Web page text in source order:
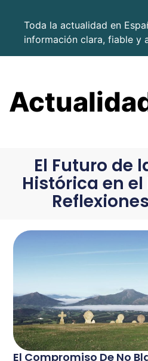
Toda la actualidad en
información clara, fiable y
El Futuro de
Histórica en el
El Compromiso De No